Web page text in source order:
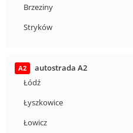
Brzeziny
Stryków
A2
autostrada A2
Łódź
Łyszkowice
Łowicz